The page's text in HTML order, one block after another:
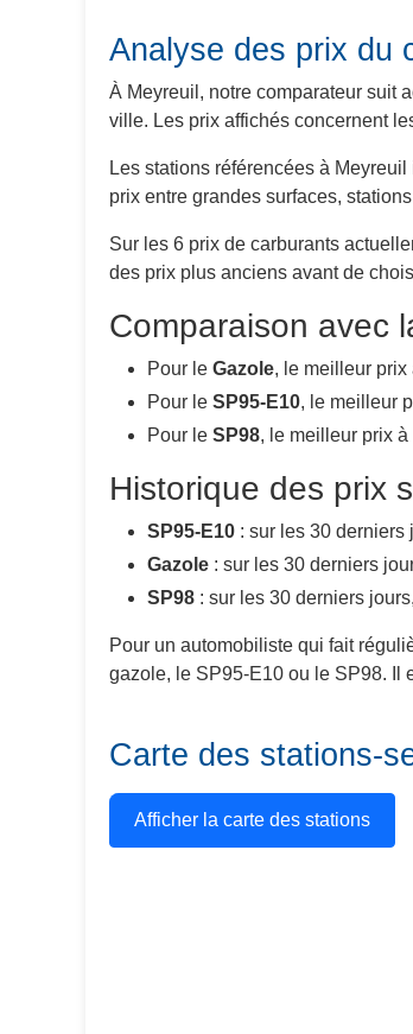
Analyse des prix du
À Meyreuil, notre comparateur suit
ville. Les prix affichés concernent
Les stations référencées à
prix entre grandes surfaces,
Sur les 6 prix de carburants
des prix plus anciens avant de
Comparaison avec
Pour le Gazole, le meilleur
Pour le SP95-E10, le meilleur
Pour le SP98, le meilleur prix
Historique des prix
SP95-E10 : sur les 30
Gazole : sur les 30 derniers
SP98 : sur les 30 derniers
Pour un automobiliste qui fait
gazole, le SP95-E10 ou le SP98. Il
Carte des stations-
Afficher la carte des stations